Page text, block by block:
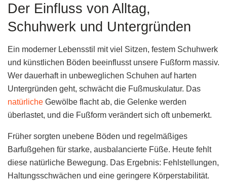
Der Einfluss von Alltag,
Schuhwerk und Untergründen
Ein moderner Lebensstil mit viel Sitzen, festem Schuhwerk
und künstlichen Böden beeinflusst unsere Fußform massiv.
Wer dauerhaft in unbeweglichen Schuhen auf harten
Untergründen geht, schwächt die Fußmuskulatur. Das
natürliche Gewölbe flacht ab, die Gelenke werden
überlastet, und die Fußform verändert sich oft unbemerkt.
Früher sorgten unebene Böden und regelmäßiges
Barfußgehen für starke, ausbalancierte Füße. Heute fehlt
diese natürliche Bewegung. Das Ergebnis: Fehlstellungen,
Haltungsschwächen und eine geringere Körperstabilität.